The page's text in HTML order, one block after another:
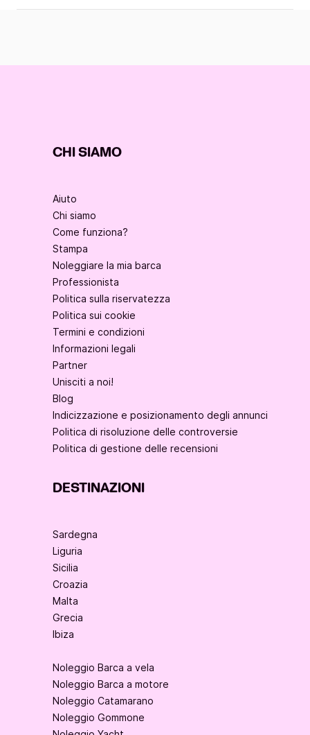
CHI SIAMO
Aiuto
Chi siamo
Come funziona?
Stampa
Noleggiare la mia barca
Professionista
Politica sulla riservatezza
Politica sui cookie
Termini e condizioni
Informazioni legali
Partner
Unisciti a noi!
Blog
Indicizzazione e posizionamento degli annunci
Politica di risoluzione delle controversie
Politica di gestione delle recensioni
DESTINAZIONI
Sardegna
Liguria
Sicilia
Croazia
Malta
Grecia
Ibiza
Noleggio Barca a vela
Noleggio Barca a motore
Noleggio Catamarano
Noleggio Gommone